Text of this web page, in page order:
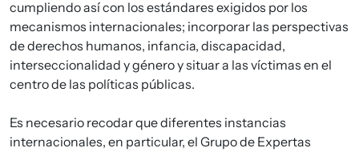
cumpliendo así con los estándares exigidos por los
mecanismos internacionales; incorporar las perspectivas
de derechos humanos, infancia, discapacidad,
interseccionalidad y género y situar a las víctimas en el
centro de las políticas públicas.
Es necesario recodar que diferentes instancias
internacionales, en particular, el Grupo de Expertas